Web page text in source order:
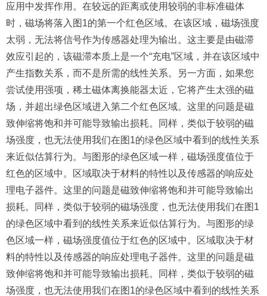
应用中发挥作用。在较远的距离或使用较弱的非标准磁体
时，磁场将落入图1的第一个红色区域。在该区域，磁场强度
太弱，无法将信号作为传感器处理为输出。这主要是由磁滞
效应引起的，该磁滞本质上是一个“充电”区域，并在该区域中
产生指数关系，而不是所需的线性关系。另一方面，如果您
尝试使用强项，稀土磁体离换能器太近，它将产生太强的磁
场，并超出绿色区域进入第二个红色区域。这里的问题是磁
致伸缩将饱和并可能导致输出损耗。同样，类似于较弱的磁
场强度，也无法使用我们在图1的绿色区域中看到的线性关系
来近似估算行为。与图形的绿色区域一样，磁场强度值位于
红色的区域中。区域取决于材料的特性以及传感器的响应处
理电子器件。这里的问题是磁致伸缩将饱和并可能导致输出
损耗。同样，类似于较弱的磁场强度，也无法使用我们在图1
的绿色区域中看到的线性关系来近似估算行为。与图形的绿
色区域一样，磁场强度值位于红色的区域中。区域取决于材
料的特性以及传感器的响应处理电子器件。这里的问题是磁
致伸缩将饱和并可能导致输出损耗。同样，类似于较弱的磁
场强度，也无法使用我们在图1的绿色区域中看到的线性关系